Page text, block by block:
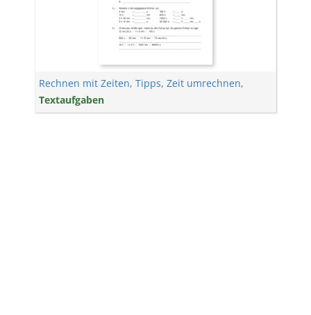
Rechnen mit Zeiten, Tipps, Zeit umrechnen,
Textaufgaben